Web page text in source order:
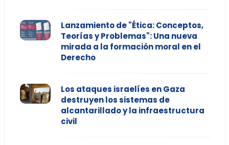
Lanzamiento de "Ética: Conceptos,
Teorías y Problemas": Una nueva
mirada a la formación moral en el
Derecho
Los ataques israelíes en Gaza
destruyen los sistemas de
alcantarillado y la infraestructura
civil